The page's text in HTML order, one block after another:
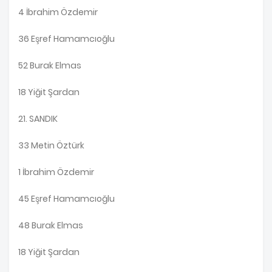
4 İbrahim Özdemir
36 Eşref Hamamcıoğlu
52 Burak Elmas
18 Yiğit Şardan
21. SANDIK
33 Metin Öztürk
1 İbrahim Özdemir
45 Eşref Hamamcıoğlu
48 Burak Elmas
18 Yiğit Şardan